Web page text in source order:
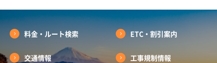
料金・ルート検索 ETC・割引案内
交通情報 工事規制情報